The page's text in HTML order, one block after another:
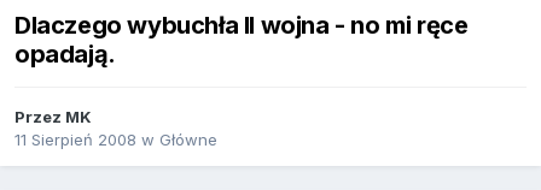
Dlaczego wybuchła II wojna - no mi ręce
opadają.
Przez MK
11 Sierpień 2008 w Główne